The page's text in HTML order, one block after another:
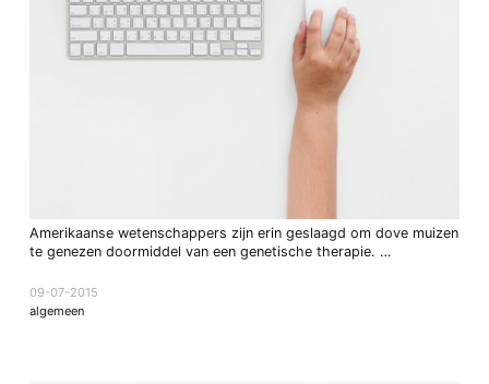
Amerikaanse wetenschappers zijn erin geslaagd om dove muizen
te genezen doormiddel van een genetische therapie. …
09-07-2015
algemeen